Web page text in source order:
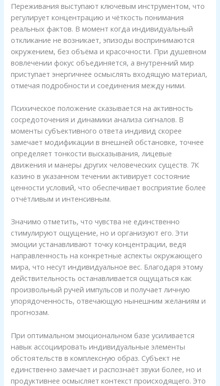
Переживания выступают ключевым инструментом, что
регулирует концентрацию и чёткость понимания
реальных фактов. В момент когда индивидуальный
откликание не возникает, эпизоды воспринимаются
окружением, без объёма и красочности. При душевном
вовлечении фокус объединяется, а внутренний мир
приступает энергичнее осмыслять входящую материал,
отмечая подробности и соединения между ними.
Психическое положение сказывается на активность
сосредоточения и динамики анализа сигналов. В
моменты субъективного ответа индивид скорее
замечает модификации в внешней обстановке, точнее
определяет тонкости высказывания, лицевые
движения и манеры других человеческих существ. 7К
казино в указанном течении активирует состояние
ценности условий, что обеспечивает восприятие более
отчётливым и интенсивным.
Значимо отметить, что чувства не единственно
стимулируют ощущение, но и организуют его. Эти
эмоции устанавливают точку концентрации, ведя
направленность на конкретные аспекты окружающего
мира, что несут индивидуальное вес. Благодаря этому
действительность останавливается ощущаться как
произвольный ручей импульсов и получает личную
упорядоченность, отвечающую нынешним желаниям и
прогнозам.
При оптимальном эмоциональном базе усиливается
навык ассоциировать индивидуальные элементы
обстоятельств в комплексную образ. Субъект не
единственно замечает и распознаёт звуки более, но и
продуктивнее осмысляет контекст происходящего. Это